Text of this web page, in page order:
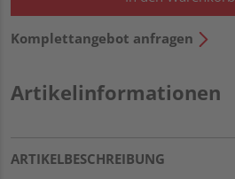
Komplettangebot anfragen
Artikelinformationen
ARTIKELBESCHREIBUNG